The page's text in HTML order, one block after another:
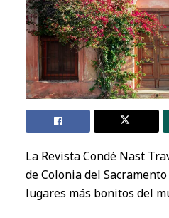
La Revista Condé Nast
de Colonia del
lugares más bonitos del